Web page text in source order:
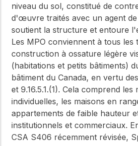
niveau du sol, constitué de
d'œuvre traités avec un agent
soutient la structure et entoure
Les MPO conviennent à tous les
construction à ossature légère
(habitations et petits bâtiments)
bâtiment du Canada, en vertu
et 9.16.5.1.(1). Cela comprend les
individuelles, les maisons en
appartements de faible hauteur
institutionnels et commerciaux.
CSA S406 récemment révisée,